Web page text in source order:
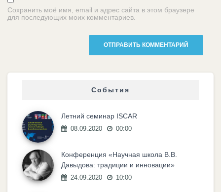
Сохранить моё имя, email и адрес сайта в этом браузере
для последующих моих комментариев.
События
Летний семинар ISCAR
08.09.2020 00:00
Конференция «Научная школа В.В.
Давыдова: традиции и инновации»
24.09.2020 10:00